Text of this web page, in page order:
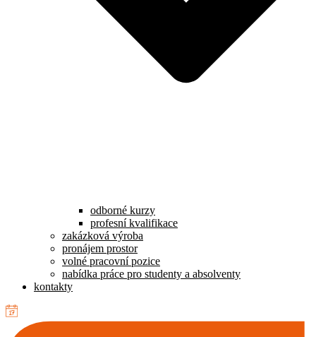
odborné kurzy
profesní kvalifikace
zakázková výroba
pronájem prostor
volné pracovní pozice
nabídka práce pro studenty a absolventy
kontakty